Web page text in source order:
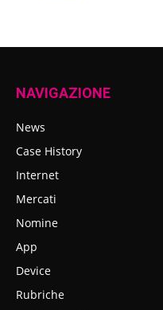
NAVIGAZIONE
News
Case History
Internet
Mercati
Nomine
App
Device
Rubriche